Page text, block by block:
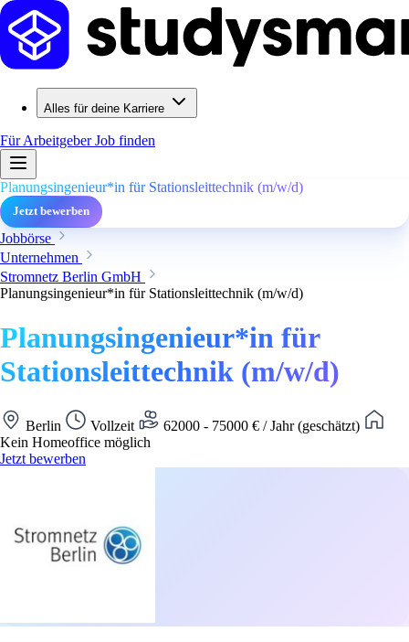
Alles für deine Karriere
Für ArbeitgeberJob finden
Planungsingenieur*in für Stationsleittechnik (m/w/d)
Jetzt bewerben
Jobbörse
Unternehmen
Stromnetz Berlin GmbH
Planungsingenieur*in für Stationsleittechnik (m/w/d)
Planungsingenieur*in für
Stationsleittechnik (m/w/d)
Berlin Vollzeit
62000 - 75000 € / Jahr (geschätzt)
Kein Homeoffice möglich
Jetzt bewerben